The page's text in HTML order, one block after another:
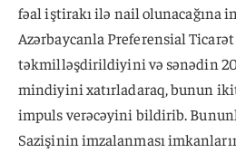
fəal iştirakı ilə nail olunacağına
Azərbaycanla Preferensial
təkmilləşdirildiyini və sənədin
mindiyini xatırladaraq, bunun
impuls verəcəyini bildirib.
Sazişinin imzalanması